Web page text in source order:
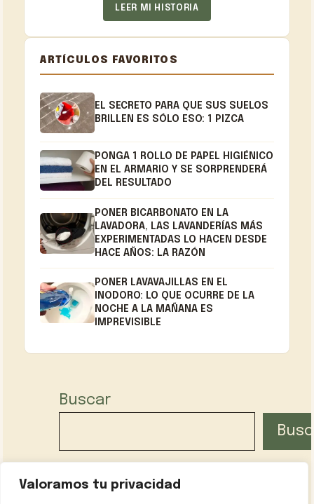
Valoramos tu privacidad
LEER MI HISTORIA
ARTÍCULOS FAVORITOS
EL SECRETO PARA QUE SUS SUELOS
BRILLEN ES SÓLO ESO: 1 PIZCA
PONGA 1 ROLLO DE PAPEL HIGIÉNICO
EN EL ARMARIO Y SE SORPRENDERÁ
DEL RESULTADO
PONER BICARBONATO EN LA
LAVADORA, LAS LAVANDERÍAS MÁS
EXPERIMENTADAS LO HACEN DESDE
HACE AÑOS: LA RAZÓN
PONER LAVAVAJILLAS EN EL
INODORO: LO QUE OCURRE DE LA
NOCHE A LA MAÑANA ES
IMPREVISIBLE
Buscar